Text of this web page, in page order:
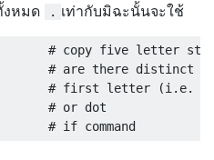
งหมด
. เท่ากับมิฉะนั้นจะใช้
# copy five letter
# are there distinct
# first letter (i.e.
# or dot